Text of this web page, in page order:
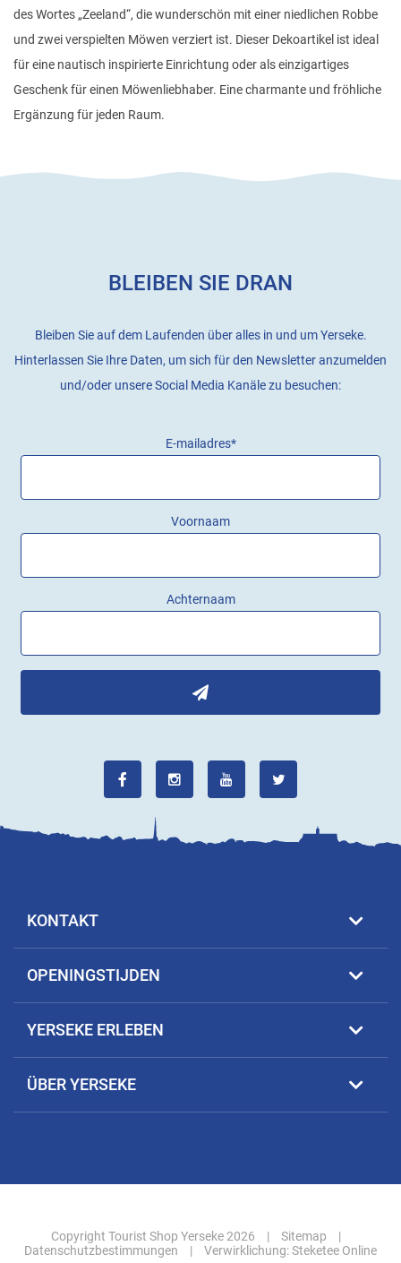
des Wortes „Zeeland“, die wunderschön mit einer niedlichen Robbe
und zwei verspielten Möwen verziert ist. Dieser Dekoartikel ist ideal
für eine nautisch inspirierte Einrichtung oder als einzigartiges
Geschenk für einen Möwenliebhaber. Eine charmante und fröhliche
Ergänzung für jeden Raum.
BLEIBEN SIE DRAN
Bleiben Sie auf dem Laufenden über alles in und um Yerseke.
Hinterlassen Sie Ihre Daten, um sich für den Newsletter anzumelden
und/oder unsere Social Media Kanäle zu besuchen:
E-mailadres*
Voornaam
Achternaam
KONTAKT
OPENINGSTIJDEN
YERSEKE ERLEBEN
ÜBER YERSEKE
Copyright Tourist Shop Yerseke 2026 | Sitemap
|
Datenschutzbestimmungen
| Verwirklichung:Steketee Online